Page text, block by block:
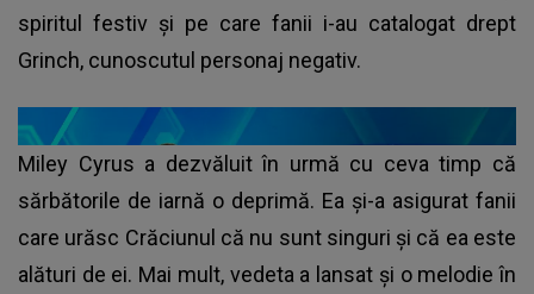
spiritul festiv și pe care fanii i-au catalogat drept
Grinch, cunoscutul personaj negativ.
Miley Cyrus a dezvăluit în urmă cu ceva timp că
sărbătorile de iarnă o deprimă. Ea și-a asigurat fanii
care urăsc Crăciunul că nu sunt singuri și că ea este
alături de ei. Mai mult, vedeta a lansat și o melodie în